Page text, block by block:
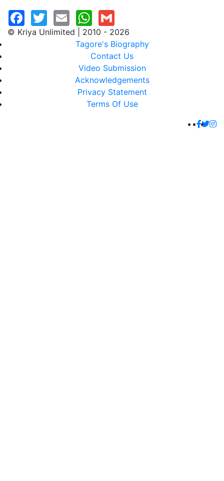
© Kriya Unlimited | 2010 - 2026
Tagore's Biography
Contact Us
Video Submission
Acknowledgements
Privacy Statement
Terms Of Use